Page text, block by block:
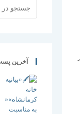
آخرین